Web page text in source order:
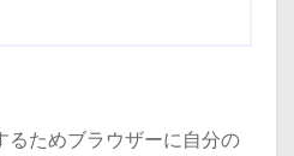
るためブラウザーに自分の